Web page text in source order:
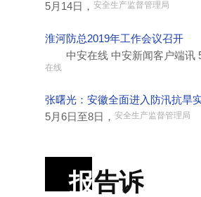
5月14日， 安全生产监督管理局
淮河防总2019年工作会议召开
中安在线 中安新闻客户端讯 5
在线
张曙光：安徽全面进入防汛抗旱
5月6日至8日， 安全生产监督管理局
报告诉